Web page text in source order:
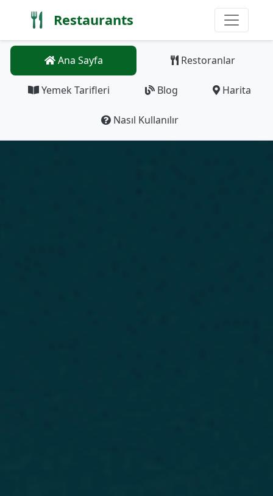
Restaurants
Ana Sayfa Restoranlar
Yemek Tarifleri Blog Harita
Nasıl Kullanılır